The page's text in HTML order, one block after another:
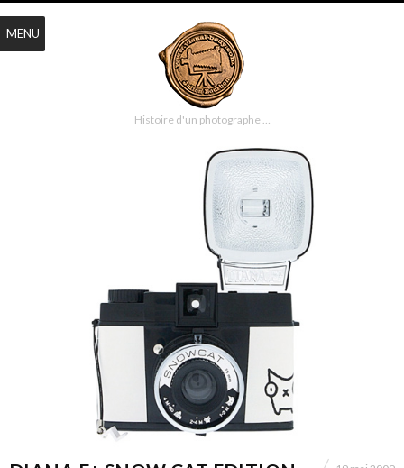
Histoire d'un photographe …
MENU